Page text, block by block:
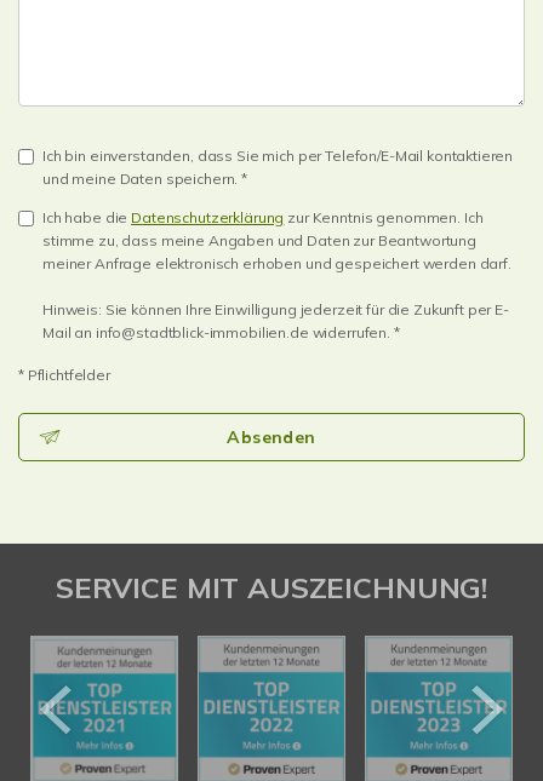
Ich bin einverstanden, dass Sie mich per Telefon/E-Mail kontaktieren
und meine Daten speichern. *
Ich habe die Datenschutzerklärung zur Kenntnis genommen. Ich
stimme zu, dass meine Angaben und Daten zur Beantwortung
meiner Anfrage elektronisch erhoben und gespeichert werden darf.
Hinweis: Sie können Ihre Einwilligung jederzeit für die Zukunft per E-
Mail an info@stadtblick-immobilien.de widerrufen. *
* Pflichtfelder
Absenden
SERVICE MIT AUSZEICHNUNG!